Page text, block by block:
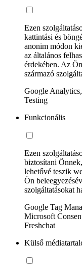
Ezen
kattintási és
anonim módon
az általános
érdekében. Az
származó
Google
Testing
Funkcionális
Ezen
biztosítani
lehetővé teszik
Ön
szolgáltatásokat
Google Tag
Microsoft
Freshchat
Külső